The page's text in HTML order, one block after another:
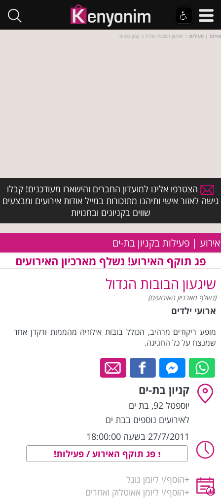
אירוע | פעילות :: שיגעון הבובות הגדול ב קניון בת-ים
הצטרפו אלינו למועדון החברים והישארו מעודכנים! קבלו
גישה לאזור אישי ותיהנו מתזכורות במייל אודות אירועים ומבצעים
שווים בקניונים ובחנויות
אירוע | פעילות בקניון בת-ים
פג תוקף האירוע! נשלף מארכיון האירועים
שיגעון הבובות הגדול
(נשלף מארכיון האירועים)
ארועי ילדים
מופע ריקודים מרהיב, הכולל בובות אילוזיה מהממות ורקדן אחד
שמנצח על כל החגיגה.
קניון בת-ים
יוספטל 92 , בת ים
לאירועים נוספים בבת ים
27/7/2011 בשעה 18:00:00
פג תוקף האירוע / פעילות!
+הוסף/י ליומן גוגל
+הוסף/י ליומן אאוטלוק ואחרים